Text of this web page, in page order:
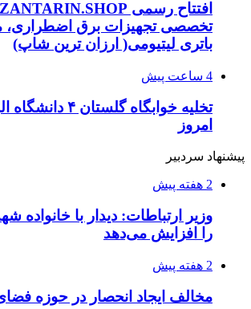
تخصصی تجهیزات برق اضطراری،
باتری لیتیومی( ارزان ترین شاپ)
4 ساعت پیش
تخلیه خوابگاه
امروز
پیشنهاد سردبیر
2 هفته پیش
وزیر ارتباطات: دیدار با خانواده
را افزایش می‌دهد
2 هفته پیش
مخالف ایجاد انحصار در حوزه